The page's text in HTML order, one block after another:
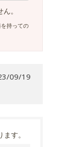
。
持っての
す。
09/19